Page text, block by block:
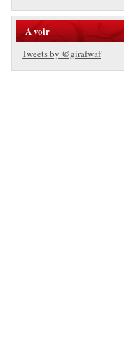
A voir
Tweets by @girafwaf